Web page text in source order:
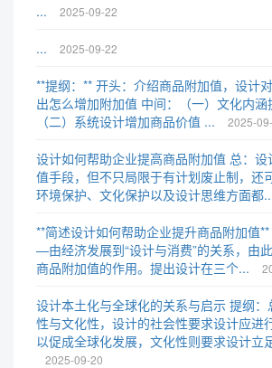
... 2025-09-22
... 2025-09-22
**提纲：** 开头：介绍商品附加值，设计
出怎么增加附加值 中间：（一）文化内涵
（二）系统设计增加商品价值 ...
2025-
设计如何帮助企业提高商品附加值 总：
值手段，但不只局限于有计划废止制，还
环境保护、文化保护以及设计思维方面都
**简述设计如何帮助企业提升商品附加值
—由经济发展到“设计与消费”的关系，由
商品附加值的作用。提出设计在三个...
设计本土化与全球化的关系与启示 提纲
性与文化性，设计的社会性要求设计应进
以促成全球化发展，文化性则要求设计立
2025-09-20